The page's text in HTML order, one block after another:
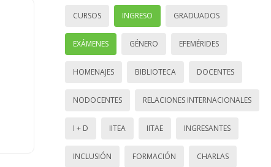
CURSOS INGRESO GRADUADOS
EXÁMENES GÉNERO EFEMÉRIDES
HOMENAJES BIBLIOTECA DOCENTES
NODOCENTES RELACIONES INTERNACIONALES
I + D IITEA IITAE INGRESANTES
INCLUSIÓN FORMACIÓN CHARLAS